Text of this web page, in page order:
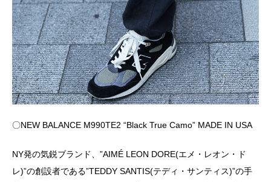
〇NEW BALANCE M990TE2 “Black True Camo” MADE IN USA
NY発の気鋭ブランド、”AIMÉ LEON DORE(エメ・レオン・ド
レ)”の創設者である”TEDDY SANTIS(テディ・サンティス)”の手